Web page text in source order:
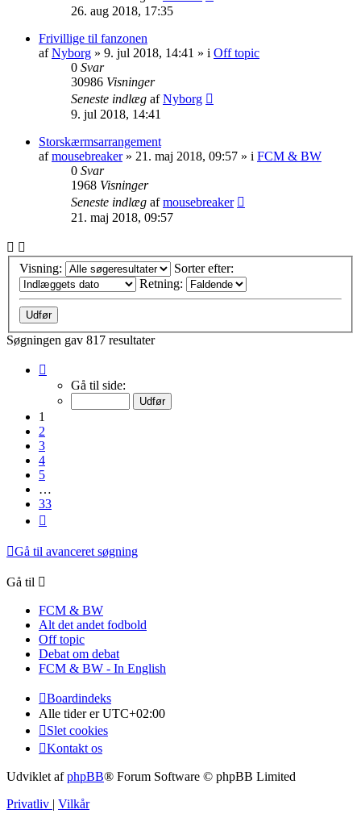
26. aug 2018, 17:35
Frivillige til fanzonen
afNyborg » 9. jul 2018, 14:41 » i Off topic
0 Svar
30986 Visninger
Seneste indlæg afNyborg
9. jul 2018, 14:41
Storskærmsarrangement
afmousebreaker» 21. maj 2018, 09:57 » i FCM & BW
0 Svar
1968 Visninger
Seneste indlæg afmousebreaker
21. maj 2018, 09:57
Visning:
Sorter efter:
Retning:
Søgningen gav 817 resultater
Gå til side:
1
2
3
4
5
…
33
Gå til avanceret søgning
Gå til
FCM & BW
Alt det andet fodbold
Off topic
Debat om debat
FCM & BW - In English
Boardindeks
Alle tider erUTC+02:00
Slet cookies
Kontakt os
Udviklet afphpBB® Forum Software © phpBB Limited
Privatliv
Vilkår